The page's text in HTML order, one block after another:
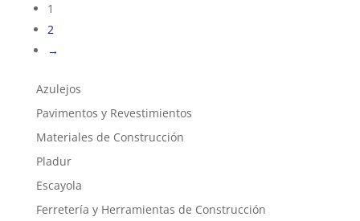
1
2
→
Azulejos
Pavimentos y Revestimientos
Materiales de Construcción
Pladur
Escayola
Ferretería y Herramientas de Construcción